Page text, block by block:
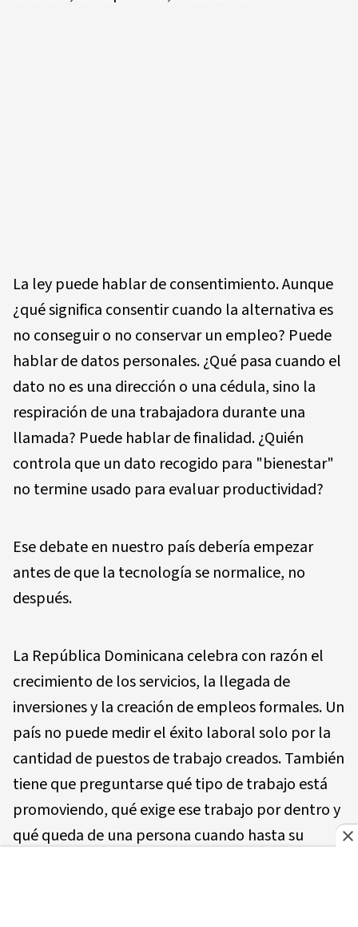
La ley puede hablar de consentimiento. Aunque
¿qué significa consentir cuando la alternativa es
no conseguir o no conservar un empleo? Puede
hablar de datos personales. ¿Qué pasa cuando el
dato no es una dirección o una cédula, sino la
respiración de una trabajadora durante una
llamada? Puede hablar de finalidad. ¿Quién
controla que un dato recogido para "bienestar"
no termine usado para evaluar productividad?
Ese debate en nuestro país debería empezar
antes de que la tecnología se normalice, no
después.
La República Dominicana celebra con razón el
crecimiento de los servicios, la llegada de
inversiones y la creación de empleos formales. Un
país no puede medir el éxito laboral solo por la
cantidad de puestos de trabajo creados. También
tiene que preguntarse qué tipo de trabajo está
promoviendo, qué exige ese trabajo por dentro y
qué queda de una persona cuando hasta su